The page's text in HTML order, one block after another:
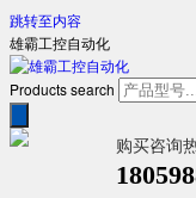
跳转至内容
雄霸工控自动化
Products search
购买咨询